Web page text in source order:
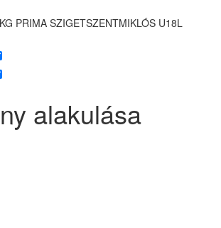
PRIMA SZIGETSZENTMIKLÓS U18L
alakulása